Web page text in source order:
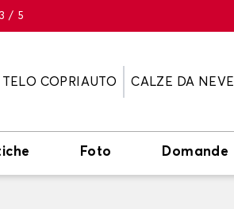
/ 5
TELO COPRIAUTO
CALZE DA NEVE
Foto Domande